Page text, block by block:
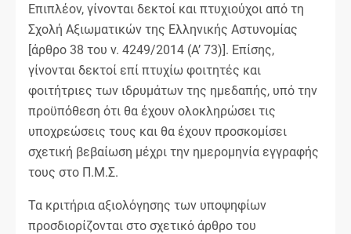
Επιπλέον, γίνονται δεκτοί και πτυχιούχοι από τη
Σχολή Αξιωματικών της Ελληνικής Αστυνομίας
[άρθρο 38 του ν. 4249/2014 (Α’ 73)]. Επίσης,
γίνονται δεκτοί επί πτυχίω φοιτητές και
φοιτήτριες των ιδρυμάτων της ημεδαπής, υπό την
προϋπόθεση ότι θα έχουν ολοκληρώσει τις
υποχρεώσεις τους και θα έχουν προσκομίσει
σχετική βεβαίωση μέχρι την ημερομηνία εγγραφής
τους στο Π.Μ.Σ.
Τα κριτήρια αξιολόγησης των υποψηφίων
προσδιορίζονται στο σχετικό άρθρο του